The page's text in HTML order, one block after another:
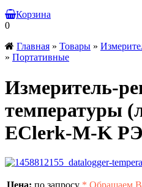
Корзина
0
Главная » Товары »
» Портативные
Измеритель-
температуры
EClerk-M-K